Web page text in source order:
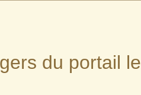
du portail